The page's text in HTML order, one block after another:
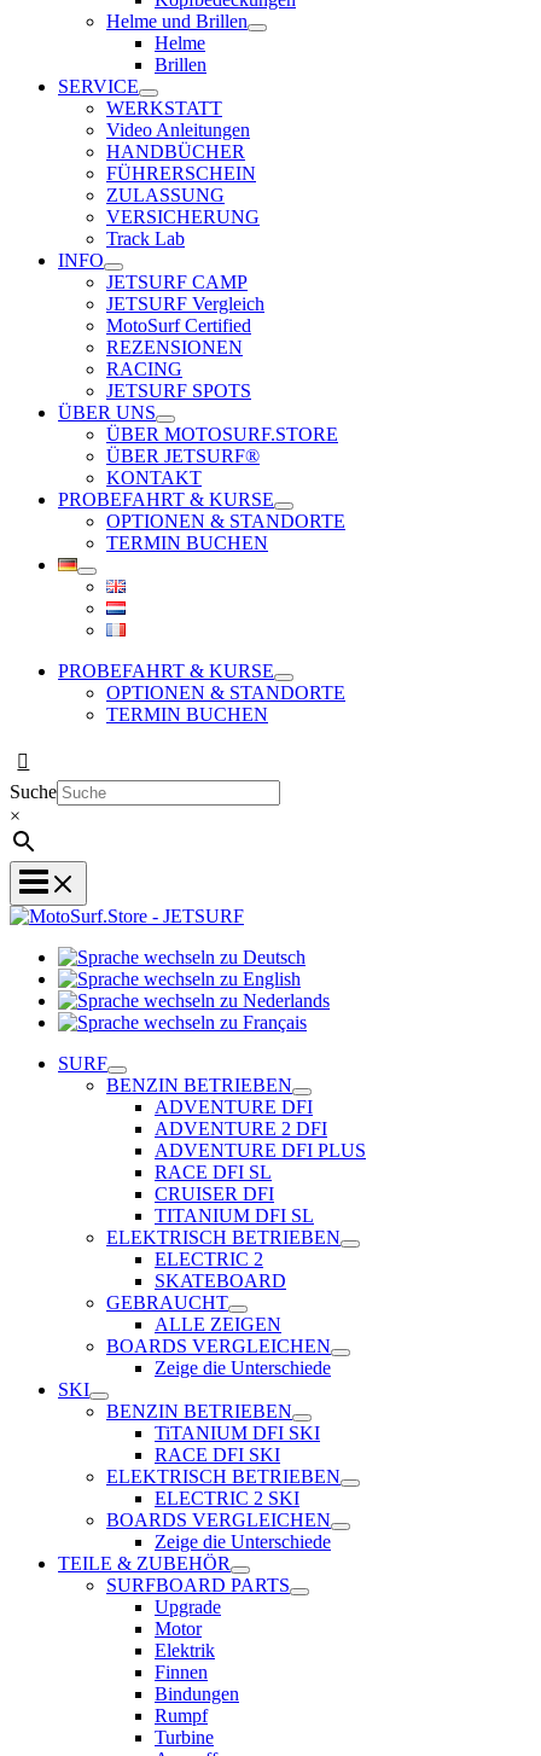
Helme und Brillen
Helme
Brillen
SERVICE
WERKSTATT
Video Anleitungen
HANDBÜCHER
FÜHRERSCHEIN
ZULASSUNG
VERSICHERUNG
Track Lab
INFO
JETSURF CAMP
JETSURF Vergleich
MotoSurf Certified
REZENSIONEN
RACING
JETSURF SPOTS
ÜBER UNS
ÜBER MOTOSURF.STORE
ÜBER JETSURF®
KONTAKT
PROBEFAHRT & KURSE
OPTIONEN & STANDORTE
TERMIN BUCHEN
PROBEFAHRT & KURSE
OPTIONEN & STANDORTE
TERMIN BUCHEN
Suche
×
zu
Deutsch
wechseln
zu
Sprache
Sprache
Français
SURF
BENZIN BETRIEBEN
ADVENTURE DFI
ADVENTURE 2 DFI
ADVENTURE DFI PLUS
RACE DFI SL
CRUISER DFI
TITANIUM DFI SL
ELEKTRISCH BETRIEBEN
ELECTRIC 2
SKATEBOARD
GEBRAUCHT
ALLE ZEIGEN
BOARDS VERGLEICHEN
Zeige die Unterschiede
SKI
BENZIN BETRIEBEN
TiTANIUM DFI SKI
RACE DFI SKI
ELEKTRISCH BETRIEBEN
ELECTRIC 2 SKI
BOARDS VERGLEICHEN
Zeige die Unterschiede
TEILE & ZUBEHÖR
SURFBOARD PARTS
Upgrade
Motor
Elektrik
Finnen
Bindungen
Rumpf
Turbine